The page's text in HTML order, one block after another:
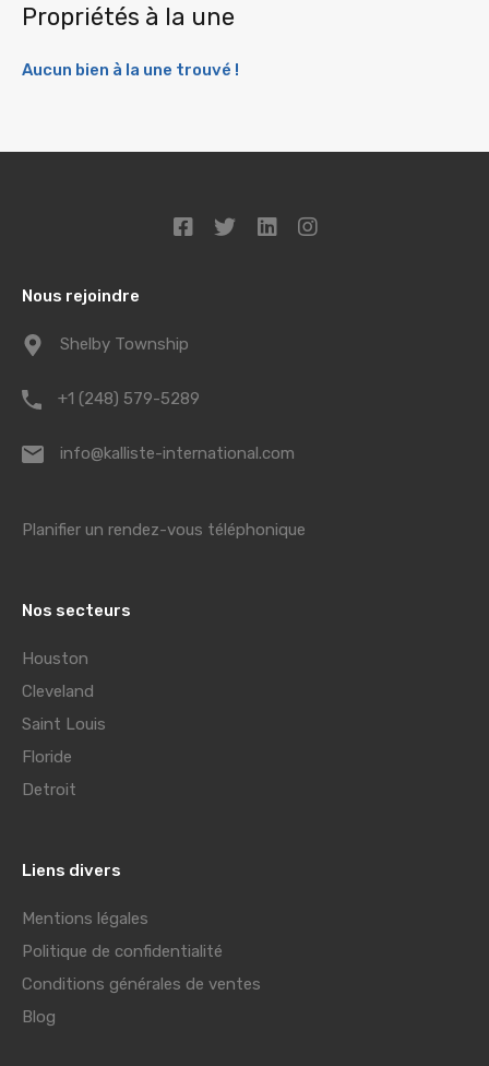
Propriétés à la une
Aucun bien à la une trouvé !
Nous rejoindre
Shelby Township
+1 (248) 579-5289
info@kalliste-international.com
Planifier un rendez-vous téléphonique
Nos secteurs
Houston
Cleveland
Saint Louis
Floride
Detroit
Liens divers
Mentions légales
Politique de confidentialité
Conditions générales de ventes
Blog